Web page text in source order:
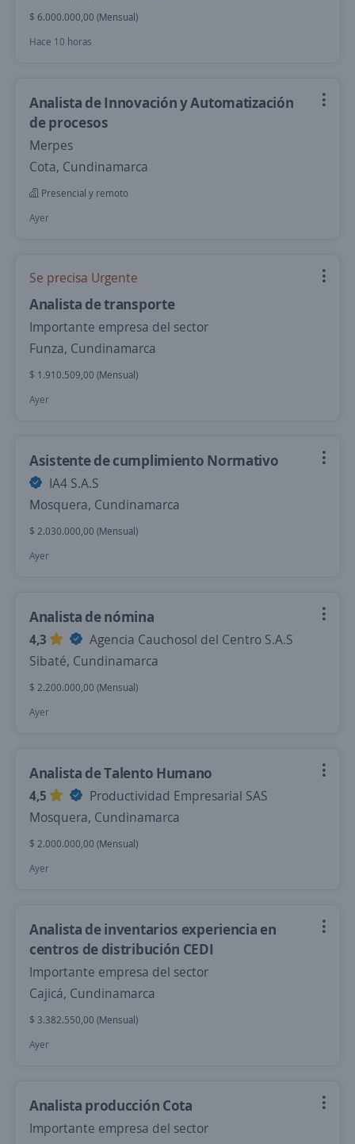
$ 6.000.000,00 (Mensual)
Hace 10 horas
Analista de Innovación y Automatización
de procesos
Merpes
Cota, Cundinamarca
Presencial y remoto
Ayer
Se precisa Urgente
Analista de transporte
Importante empresa del sector
Funza, Cundinamarca
$ 1.910.509,00 (Mensual)
Ayer
Asistente de cumplimiento Normativo
IA4 S.A.S
Mosquera, Cundinamarca
$ 2.030.000,00 (Mensual)
Ayer
Analista de nómina
4,3
Agencia Cauchosol del Centro S.A.S
Sibaté, Cundinamarca
$ 2.200.000,00 (Mensual)
Ayer
Analista de Talento Humano
4,5
Productividad Empresarial SAS
Mosquera, Cundinamarca
$ 2.000.000,00 (Mensual)
Ayer
Analista de inventarios experiencia en
centros de distribución CEDI
Importante empresa del sector
Cajicá, Cundinamarca
$ 3.382.550,00 (Mensual)
Ayer
Analista producción Cota
Importante empresa del sector